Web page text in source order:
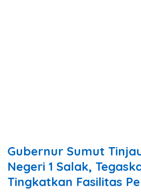
Gubernur Sumut
Negeri 1 Salak,
Tingkatkan Fasilitas